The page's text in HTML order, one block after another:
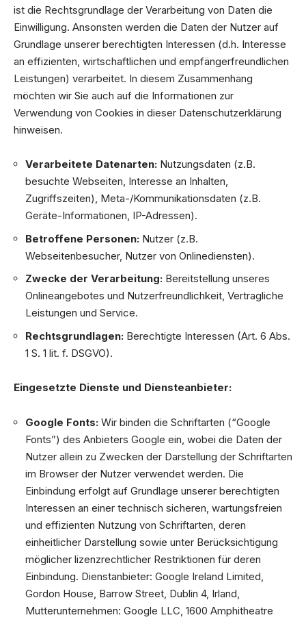
ist die Rechtsgrundlage der Verarbeitung von Daten die
Einwilligung. Ansonsten werden die Daten der Nutzer auf
Grundlage unserer berechtigten Interessen (d.h. Interesse
an effizienten, wirtschaftlichen und empfängerfreundlichen
Leistungen) verarbeitet. In diesem Zusammenhang
möchten wir Sie auch auf die Informationen zur
Verwendung von Cookies in dieser Datenschutzerklärung
hinweisen.
Verarbeitete Datenarten: Nutzungsdaten (z.B.
besuchte Webseiten, Interesse an Inhalten,
Zugriffszeiten), Meta-/Kommunikationsdaten (z.B.
Geräte-Informationen, IP-Adressen).
Betroffene Personen: Nutzer (z.B.
Webseitenbesucher, Nutzer von Onlinediensten).
Zwecke der Verarbeitung: Bereitstellung unseres
Onlineangebotes und Nutzerfreundlichkeit, Vertragliche
Leistungen und Service.
Rechtsgrundlagen: Berechtigte Interessen (Art. 6 Abs.
1 S. 1 lit. f. DSGVO).
Eingesetzte Dienste und Diensteanbieter:
Google Fonts: Wir binden die Schriftarten (“Google
Fonts”) des Anbieters Google ein, wobei die Daten der
Nutzer allein zu Zwecken der Darstellung der Schriftarten
im Browser der Nutzer verwendet werden. Die
Einbindung erfolgt auf Grundlage unserer berechtigten
Interessen an einer technisch sicheren, wartungsfreien
und effizienten Nutzung von Schriftarten, deren
einheitlicher Darstellung sowie unter Berücksichtigung
möglicher lizenzrechtlicher Restriktionen für deren
Einbindung. Dienstanbieter: Google Ireland Limited,
Gordon House, Barrow Street, Dublin 4, Irland,
Mutterunternehmen: Google LLC, 1600 Amphitheatre